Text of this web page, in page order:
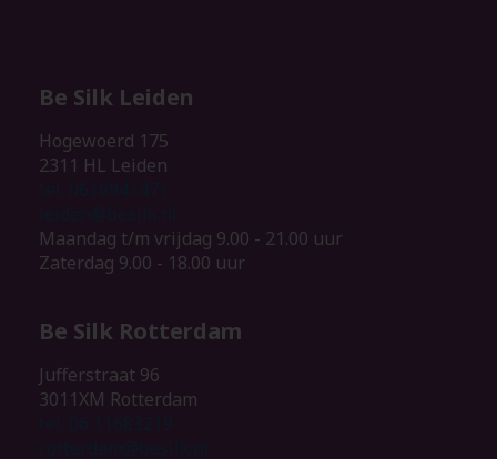
Be Silk Leiden
Hogewoerd 175
2311 HL Leiden
Maandag t/m vrijdag 9.00 - 21.00 uur
Zaterdag 9.00 - 18.00 uur
Be Silk Rotterdam
Jufferstraat 96
3011XM Rotterdam